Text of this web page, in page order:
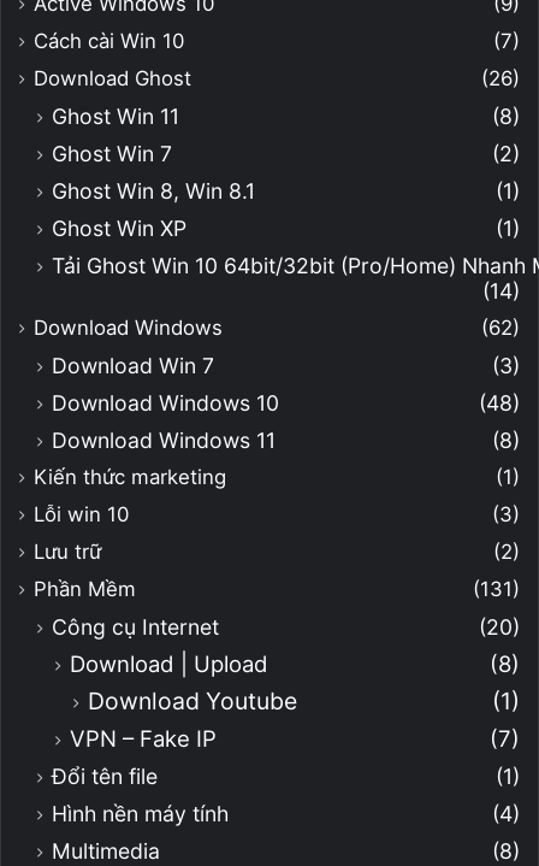
Cách cài Win 10
(7)
Download Ghost
(26)
Ghost Win 11
(8)
Ghost Win 7
(2)
Ghost Win 8, Win 8.1
(1)
Ghost Win XP
(1)
Tải Ghost Win 10 64bit/32bit (Pro/Home)
(14)
Download Windows (62)
Download Win 7
(3)
Download Windows 10
(48)
Download Windows 11
(8)
Kiến thức marketing
(1)
Lỗi win 10
(3)
Lưu trữ
(2)
Phần Mềm
(131)
Công cụ Internet (20)
Download | Upload (8)
Download Youtube (1)
VPN – Fake IP (7)
Đổi tên file
(1)
Hình nền máy tính
(4)
Multimedia
(8)